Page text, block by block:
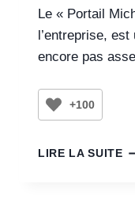
Le « Portail
l’entreprise,
encore pas
+100
LIRE LA SUITE